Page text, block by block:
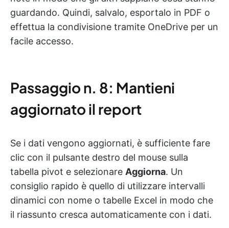
guardando. Quindi, salvalo, esportalo in PDF o
effettua la condivisione tramite OneDrive per un
facile accesso.
Passaggio n. 8: Mantieni
aggiornato il report
Se i dati vengono aggiornati, è sufficiente fare
clic con il pulsante destro del mouse sulla
tabella pivot e selezionare Aggiorna. Un
consiglio rapido è quello di utilizzare intervalli
dinamici con nome o tabelle Excel in modo che
il riassunto cresca automaticamente con i dati.